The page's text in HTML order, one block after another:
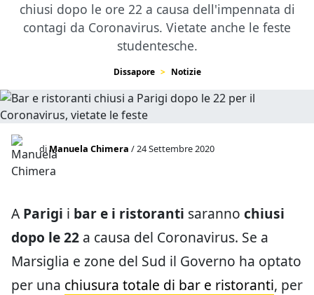
chiusi dopo le ore 22 a causa dell'impennata di
contagi da Coronavirus. Vietate anche le feste
studentesche.
Dissapore Notizie
diManuela Chimera / 24 Settembre 2020
A Parigi i bar e i ristoranti saranno chiusi
dopo le 22 a causa del Coronavirus. Se a
Marsiglia e zone del Sud il Governo ha optato
per una chiusura totale di bar e ristoranti, per